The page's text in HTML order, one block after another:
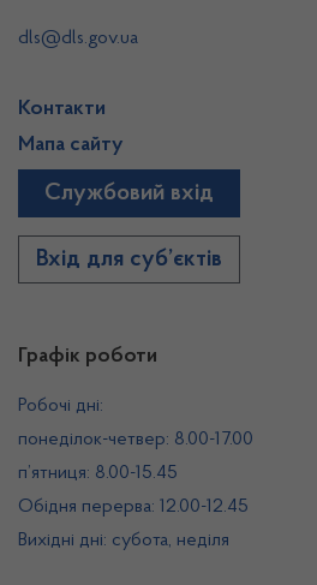
Графік роботи
Робочі дні:
понеділок-четвер: 8.00-17.00
п’ятниця: 8.00-15.45
Обідня перерва: 12.00-12.45
Вихідні дні: субота, неділя
dls@dls.gov.ua
Контакти
Мапа сайту
Службовий вхід
Вхід для суб’єктів